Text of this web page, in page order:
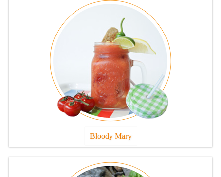
Bloody Mary